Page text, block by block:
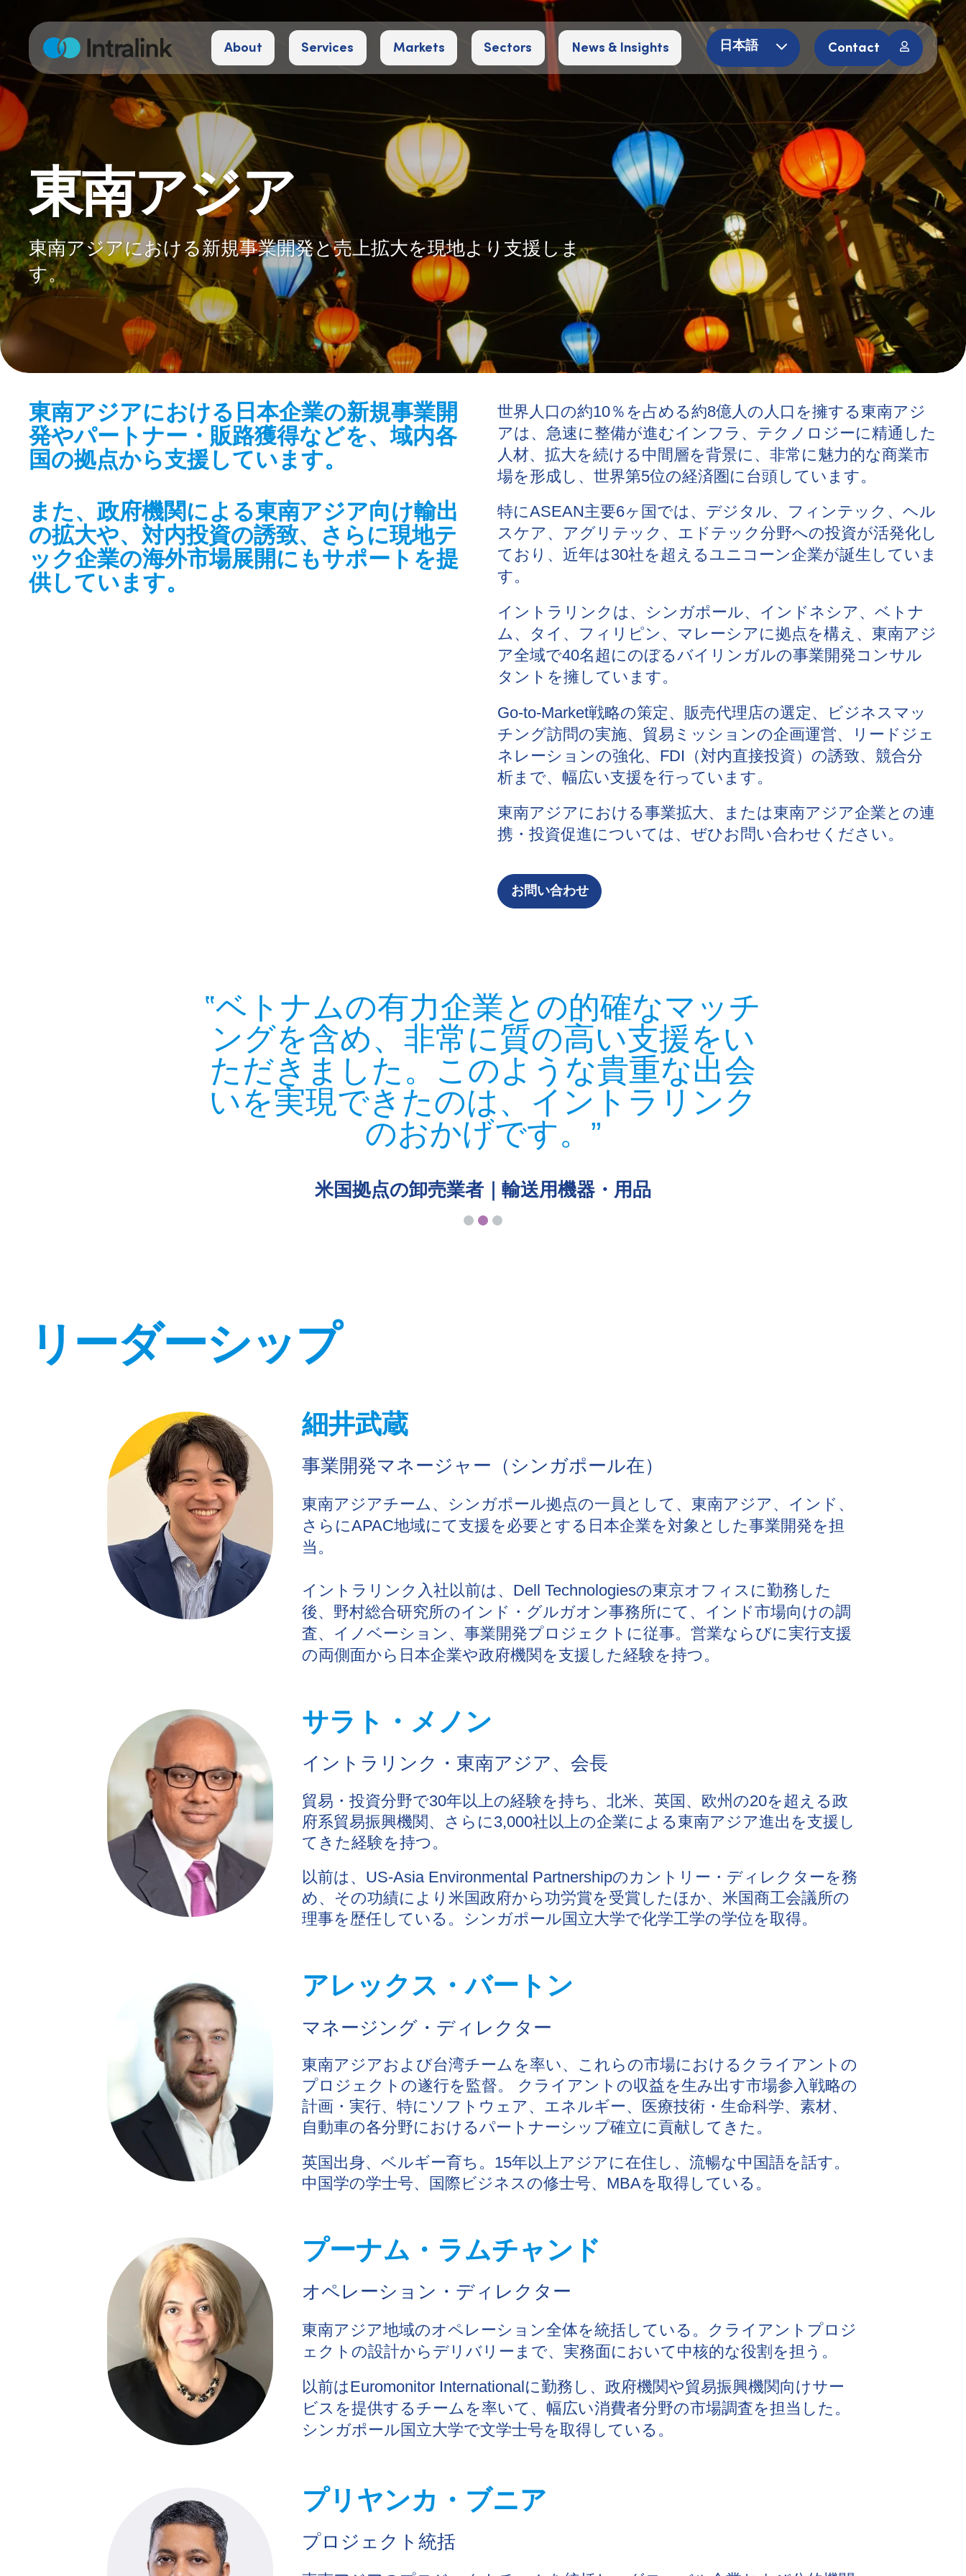
p
t
n
t
H
m
e
About Services Markets Sectors News & Insights 日本語 Contact
東南アジア
東南アジアにおける新規事業開発と売上拡大を現地より支援しま
す。
東南アジアにおける日本企業の新規事業開
発やパートナー・販路獲得などを、域内各
国の拠点から支援しています。
また、政府機関による東南アジア向け輸出
の拡大や、対内投資の誘致、さらに現地テ
ック企業の海外市場展開にもサポートを提
供しています。
世界人口の約10％を占める約8億人の人口を擁する東南アジ
アは、急速に整備が進むインフラ、テクノロジーに精通した
人材、拡大を続ける中間層を背景に、非常に魅力的な商業市
場を形成し、世界第5位の経済圏に台頭しています。
特にASEAN主要6ヶ国では、デジタル、フィンテック、ヘル
スケア、アグリテック、エドテック分野への投資が活発化し
ており、近年は30社を超えるユニコーン企業が誕生していま
す。
イントラリンクは、シンガポール、インドネシア、ベトナ
ム、タイ、フィリピン、マレーシアに拠点を構え、東南アジ
ア全域で40名超にのぼるバイリンガルの事業開発コンサル
タントを擁しています。
Go-to-Market戦略の策定、販売代理店の選定、ビジネスマッ
チング訪問の実施、貿易ミッションの企画運営、リードジェ
ネレーションの強化、FDI（対内直接投資）の誘致、競合分
析まで、幅広い支援を行っています。
東南アジアにおける事業拡大、または東南アジア企業との連
携・投資促進については、ぜひお問い合わせください。
お問い合わせ
ベトナムの有力企業との的確なマッチ
ングを含め、非常に質の高い支援をい
ただきました。このような貴重な出会
いを実現できたのは、イントラリンク
のおかげです。
米国拠点の卸売業者｜輸送用機器・用品
リーダーシップ
細井武蔵
事業開発マネージャー（シンガポール在）
東南アジアチーム、シンガポール拠点の一員として、東南アジア、インド、
さらにAPAC地域にて支援を必要とする日本企業を対象とした事業開発を担
当。
イントラリンク入社以前は、 Dell Technologiesの東京オフィスに勤務した
後、野村総合研究所のインド・グルガオン事務所にて、インド市場向けの調
査、イノベーション、事業開発プロジェクトに従事。営業ならびに実行支援
の両側面から日本企業や政府機関を支援した経験を持つ。
サラト・メノン
イントラリンク・東南アジア、会長
貿易・投資分野で30年以上の経験を持ち、北米、英国、欧州の20を超える政
府系貿易振興機関、さらに3,000社以上の企業による東南アジア進出を支援し
てきた経験を持つ。
以前は、US-Asia Environmental Partnershipのカントリー・ディレクターを務
め、その功績により米国政府から功労賞を受賞したほか、米国商工会議所の
理事を歴任している。シンガポール国立大学で化学工学の学位を取得。
アレックス・バートン
マネージング・ディレクター
東南アジアおよび台湾チームを率い、これらの市場におけるクライアントの
プロジェクトの遂行を監督。 クライアントの収益を生み出す市場参入戦略の
計画・実行、特にソフトウェア、エネルギー、医療技術・生命科学、素材、
自動車の各分野におけるパートナーシップ確立に貢献してきた。
英国出身、ベルギー育ち。15年以上アジアに在住し、流暢な中国語を話す。
中国学の学士号、国際ビジネスの修士号、MBAを取得している。
プーナム・ラムチャンド
オペレーション・ディレクター
東南アジア地域のオペレーション全体を統括している。クライアントプロジ
ェクトの設計からデリバリーまで、実務面において中核的な役割を担う。
以前はEuromonitor Internationalに勤務し、政府機関や貿易振興機関向けサー
ビスを提供するチームを率いて、幅広い消費者分野の市場調査を担当した。
シンガポール国立大学で文学士号を取得している。
プリヤンカ・ブニア
プロジェクト統括